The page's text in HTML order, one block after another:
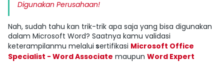
Digunakan Perusahaan!
Nah, sudah tahu kan trik-trik apa saja yang bisa digunakan
dalam Microsoft Word? Saatnya kamu validasi
keterampilanmu melalui sertifikasi Microsoft Office
Specialist - Word Associate maupun Word Expert